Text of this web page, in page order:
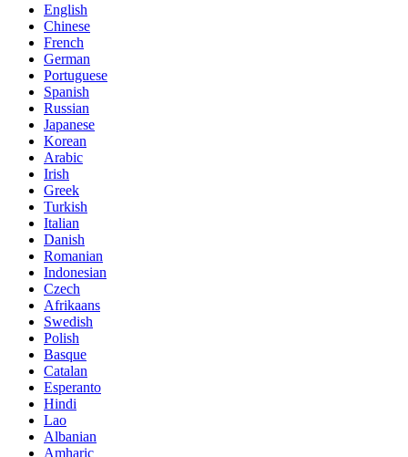
English
Chinese
French
German
Portuguese
Spanish
Russian
Japanese
Korean
Arabic
Irish
Greek
Turkish
Italian
Danish
Romanian
Indonesian
Czech
Afrikaans
Swedish
Polish
Basque
Catalan
Esperanto
Hindi
Lao
Albanian
Amharic